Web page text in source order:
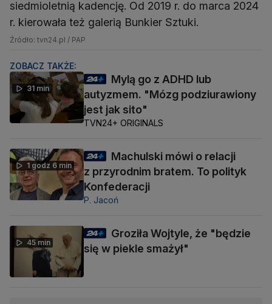
siedmioletnią kadencję. Od 2019 r. do marca 2024
r. kierowała też galerią Bunkier Sztuki.
Źródło: tvn24.pl / PAP
ZOBACZ TAKŻE:
31 min
Mylą go z ADHD lub
autyzmem. "Mózg podziurawiony
jest jak sito"
TVN24+ ORIGINALS
1 godz 6 min
Machulski mówi o relacji
z przyrodnim bratem. To polityk
Konfederacji
P. Jacoń
45 min
Groziła Wojtyle, że "będzie
się w piekle smażył"